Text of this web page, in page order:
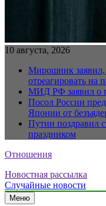
10 августа, 2026
Мирошник
отреагировать на
МИД РФ заявил о
Посол России
Японии от
Путин поздравил
праздником
Отношения
Новостная рассылка
Случайные новости
Меню